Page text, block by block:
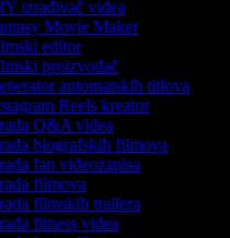
izrađivač videa
Movie Maker
editor
proizvođač
automatskih titlova
Reels kreator
Q&A videa
biografskih filmova
fan videozapisa
filmova
filmskih trailera
fitness videa